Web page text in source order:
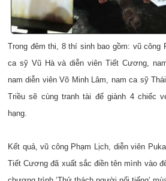
Trong đêm thi, 8 thí sinh bao gồm: vũ công
ca sỹ Vũ Hà và diễn viên Tiết Cương,
nam diễn viên Võ Minh Lâm, nam ca sỹ
Triều sẽ cùng tranh tài để giành 4 chiếc
hạng.
Kết quả, vũ công Phạm Lịch, diễn viên
Tiết Cương đã xuất sắc điền tên mình vào